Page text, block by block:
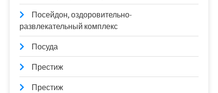
Посейдон, оздоровительно-
развлекательный комплекс
Посуда
Престиж
Престиж